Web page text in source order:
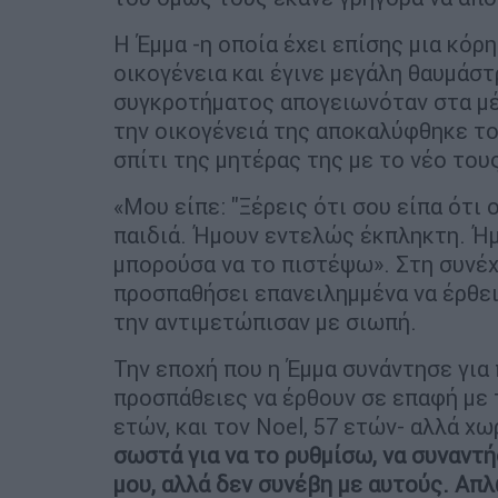
Η Έμμα -η οποία έχει επίσης μια
οικογένεια και έγινε μεγάλη
συγκροτήματος απογειωνόταν στα
την οικογένειά της αποκαλύφθηκε
σπίτι της μητέρας της με το νέο
«Μου είπε: "Ξέρεις ότι σου είπα ότι
παιδιά. Ήμουν εντελώς έκπληκτη.
μπορούσα να το πιστέψω». Στη
προσπαθήσει επανειλημμένα να
την αντιμετώπισαν με σιωπή.
Την εποχή που η Έμμα συνάντησε
προσπάθειες να έρθουν σε επαφή με
ετών, και τον Noel, 57 ετών- αλλά
σωστά για να το ρυθμίσω, να
μου, αλλά δεν συνέβη με αυτούς.